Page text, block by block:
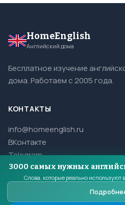
HomeEnglish
Английский дома
Бесплатное изучение
дома. Работаем с 2005 года.
КОНТАКТЫ
info@homeenglish.ru
ВКонтакте
Telegram
© 2005–2026
3000 самых нужных
Слова, которые реально используют